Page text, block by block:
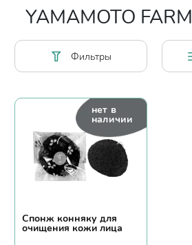
YAMAMOTO FARM
Фильтры
нет в
наличии
Спонж конняку для
очищения кожи лица